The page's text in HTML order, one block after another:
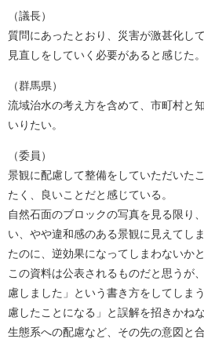
（議長）
質問にあったとおり、災害が激甚化し
見直しをしていく必要があると感じた。
（群馬県）
流域治水の考え方を含めて、市町村と
いりたい。
（委員）
景観に配慮して整備をしていただいた
たく、良いことだと感じている。
自然石面のブロックの写真を見る限り
い、やや違和感のある景観に見えてし
たのに、逆効果になってしまわないか
この資料は公表されるものだと思うが
慮しました」という書き方をしてしま
慮したことになる」と誤解を招きかねな
生態系への配慮など、その先の意図と